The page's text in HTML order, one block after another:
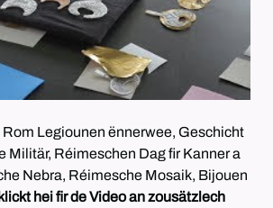
Legiounen ënnerwee, Geschicht
Militär, Réimeschen Dag fir Kanner a
Nebra, Réimesche Mosaik, Bijouen
klickt hei fir de Video an zousätzlech